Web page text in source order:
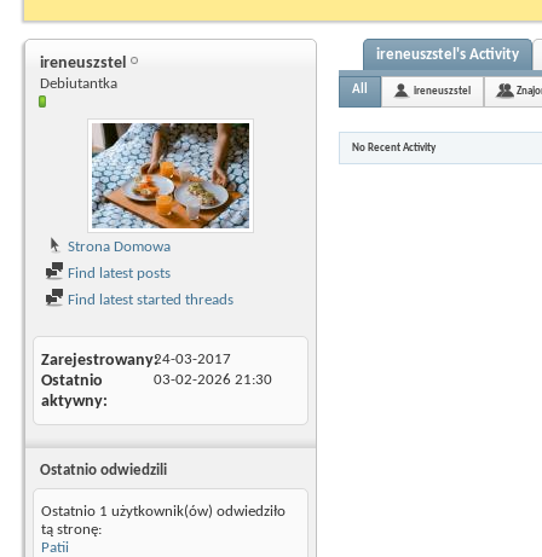
ireneuszstel
Debiutantka
Strona Domowa
Find latest posts
Find latest started threads
Zarejestrowany24-03-2017
Ostatnio
aktywny
03-02-2026 21:30
Ostatnio odwiedzili
Ostatnio 1 użytkownik(ów) odwiedziło
tą stronę:
Patii
ireneuszstel's Activity
All ireneuszstel
No Recent Activity